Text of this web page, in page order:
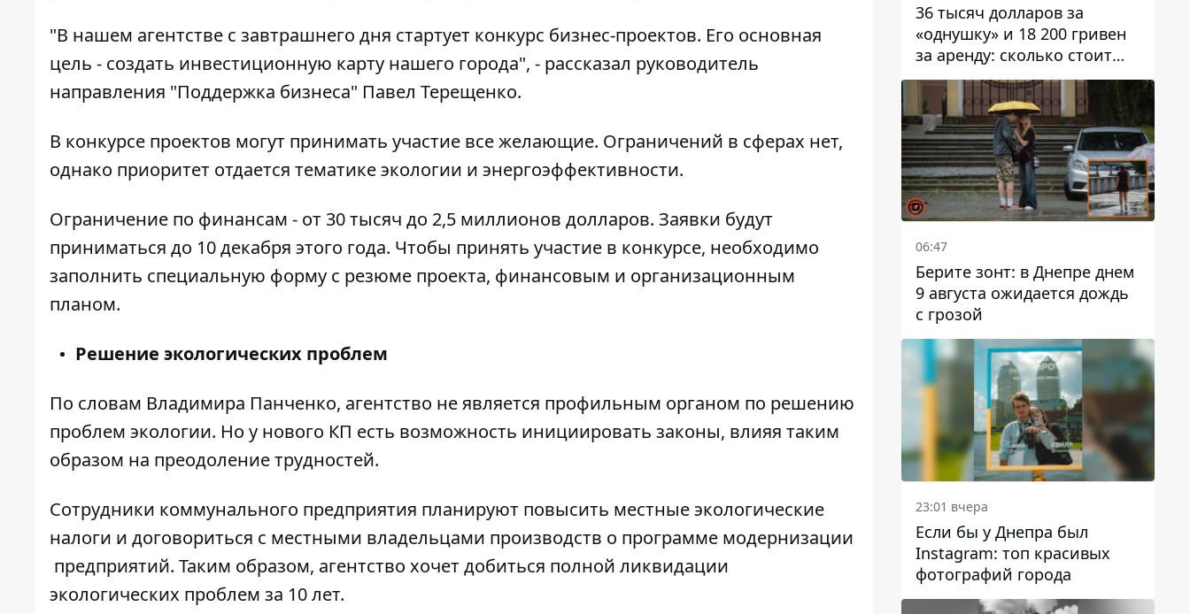
"В нашем агентстве с завтрашнего дня стартует конкурс бизнес-проектов. Его основная
цель - создать инвестиционную карту нашего города", - рассказал руководитель
направления "Поддержка бизнеса" Павел Терещенко.
В конкурсе проектов могут принимать участие все желающие. Ограничений в сферах нет,
однако приоритет отдается тематике экологии и энергоэффективности.
Ограничение по финансам - от 30 тысяч до 2,5 миллионов долларов. Заявки будут
приниматься до 10 декабря этого года. Чтобы принять участие в конкурсе, необходимо
заполнить специальную форму с резюме проекта, финансовым и организационным
планом.
Решение экологических проблем
По словам Владимира Панченко, агентство не является профильным органом по решению
проблем экологии. Но у нового КП есть возможность инициировать законы, влияя таким
образом на преодоление трудностей.
Сотрудники коммунального предприятия планируют повысить местные экологические
налоги и договориться с местными владельцами производств о программе модернизации
предприятий. Таким образом, агентство хочет добиться полной ликвидации
экологических проблем за 10 лет.
36 тысяч долларов за
«однушку» и 18 200 гривен
за аренду: сколько стоит
жилье в Днепропетровской
области
06:47
Берите зонт: в Днепре днем ​​
9 августа ожидается дождь
с грозой
23:01 вчера
Если бы у Днепра был
Instagram: топ красивых
фотографий города